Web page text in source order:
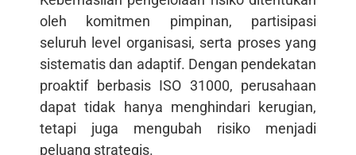
oleh komitmen pimpinan, partisipasi
seluruh level organisasi, serta proses yang
sistematis dan adaptif. Dengan pendekatan
proaktif berbasis ISO 31000, perusahaan
dapat tidak hanya menghindari kerugian,
tetapi juga mengubah risiko menjadi
peluang strategis.